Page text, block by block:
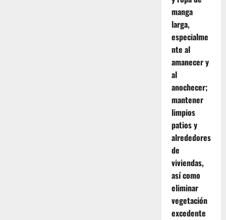
manga
larga,
especialme
nte al
amanecer y
al
anochecer;
mantener
limpios
patios y
alrededores
de
viviendas,
así como
eliminar
vegetación
excedente